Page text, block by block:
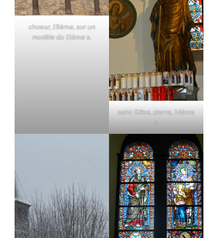
choeur, 19ème, sur un
modèle du 11ème s.
saint Gilles, pierre, 14ème
s.